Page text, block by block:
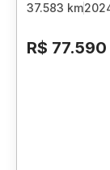
37.583 km
R$ 77.590